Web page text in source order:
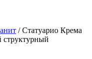
/Статуарио Крема
структурный